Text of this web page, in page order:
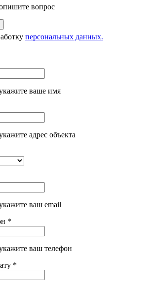
вопрос
персональных данных.
ваше имя
адрес объекта
ваш email
*
ваш телефон
*